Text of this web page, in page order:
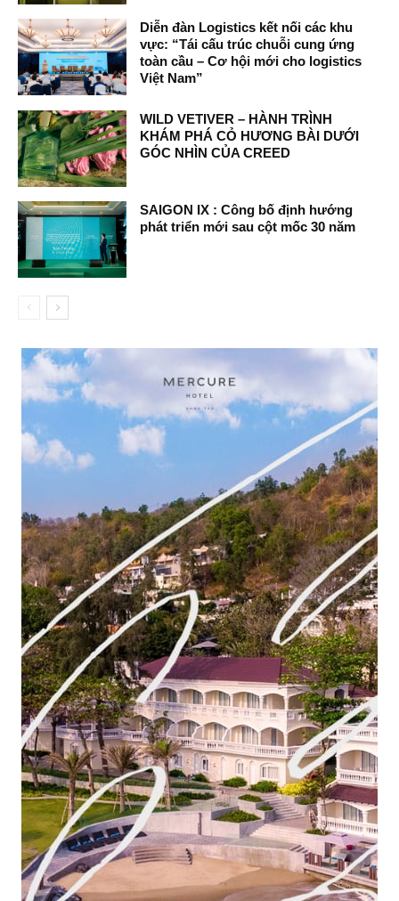
Diễn đàn Logistics kết nối các khu
vực: “Tái cấu trúc chuỗi cung ứng
toàn cầu – Cơ hội mới cho logistics
Việt Nam”
WILD VETIVER – HÀNH TRÌNH
KHÁM PHÁ CỎ HƯƠNG BÀI DƯỚI
GÓC NHÌN CỦA CREED
SAIGON IX : Công bố định hướng
phát triển mới sau cột mốc 30 năm